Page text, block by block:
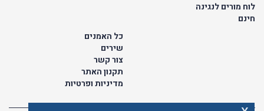
לוח מורים לנגינה
חינם
כל האמנים
שירים
צור קשר
תקנון האתר
מדיניות ופרטיות